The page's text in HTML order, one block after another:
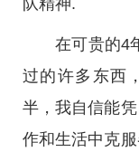
队精神.
在可贵的4
过的许多东西
半，我自信能
作和生活中克